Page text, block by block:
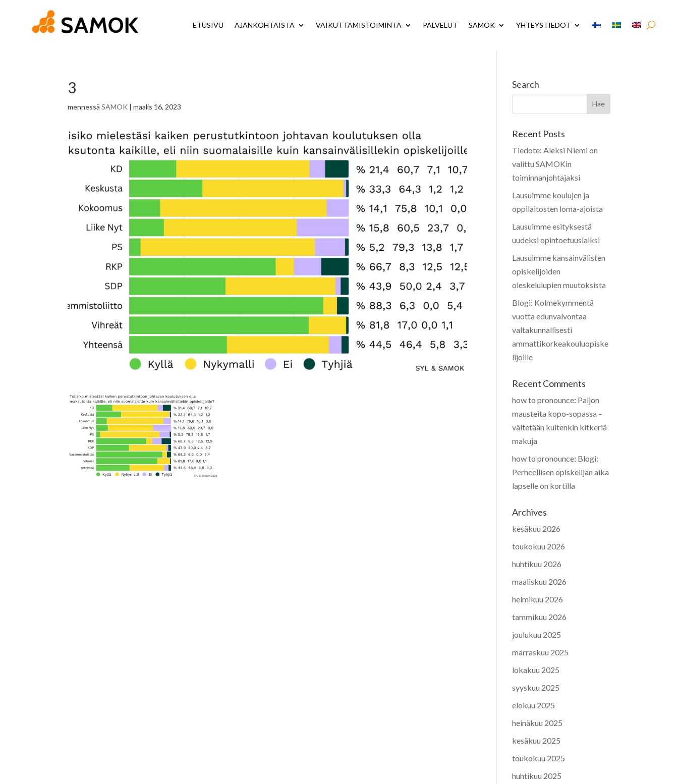
ETUSIVU AJANKOHTAISTA VAIKUTTAMISTOIMINTA PALVELUT SAMOK YHTEYSTIEDOT
3
mennessäSAMOK |maalis 16, 2023
Search
Recent Posts
Tiedote: Aleksi Niemi on
valittu SAMOKin
toiminnanjohtajaksi
Lausuimme koulujen ja
oppilaitosten loma-ajoista
Lausuimme esityksestä
uudeksi opintoetuuslaiksi
Lausuimme kansainvälisten
opiskelijoiden
oleskelulupien muutoksista
Blogi: Kolmekymmentä
vuotta edunvalvontaa
valtakunnallisesti
ammattikorkeakouluopiske
lijoille
Recent Comments
how to pronounce: Paljon
mausteita kopo-sopassa –
vältetään kuitenkin kitkeriä
makuja
how to pronounce: Blogi:
Perheellisen opiskelijan aika
lapselle on kortilla
Archives
kesäkuu 2026
toukokuu 2026
huhtikuu 2026
maaliskuu 2026
helmikuu 2026
tammikuu 2026
joulukuu 2025
marraskuu 2025
lokakuu 2025
syyskuu 2025
elokuu 2025
heinäkuu 2025
kesäkuu 2025
toukokuu 2025
huhtikuu 2025